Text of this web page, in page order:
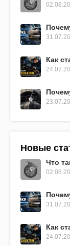
Как
Новые
Что
Как